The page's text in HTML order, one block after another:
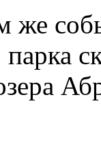
же
парка